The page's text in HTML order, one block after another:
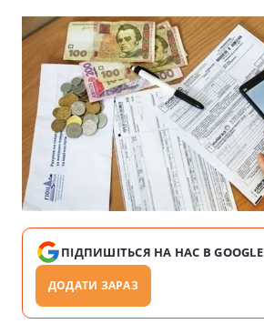
ПІДПИШІТЬСЯ НА НАС В GOOGLE
ДОДАТИ ЗАРАЗ